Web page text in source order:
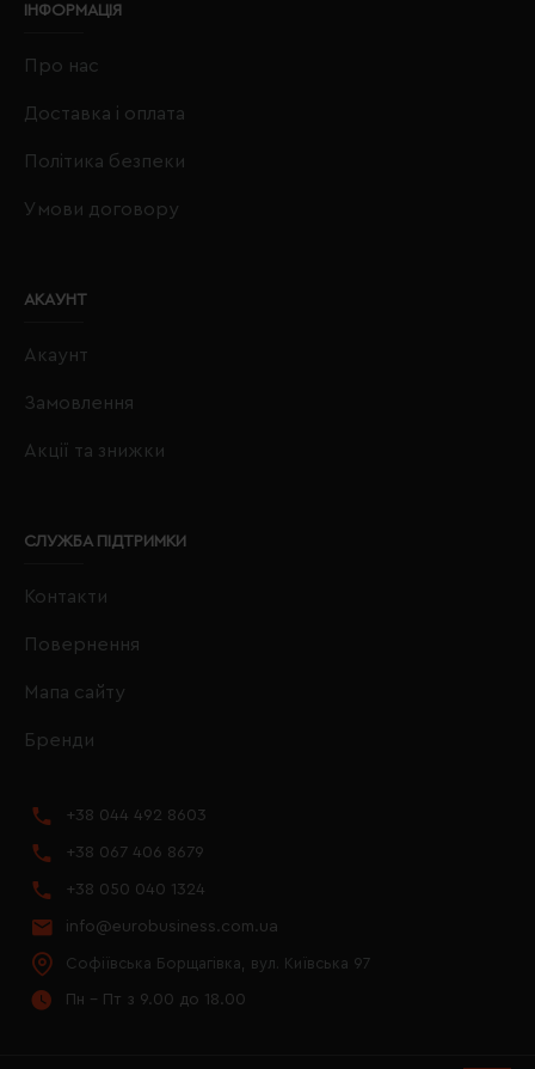
ІНФОРМАЦІЯ
Про нас
Доставка і оплата
Політика безпеки
Умови договору
АКАУНТ
Акаунт
Замовлення
Акції та знижки
СЛУЖБА ПІДТРИМКИ
Контакти
Повернення
Мапа сайту
Бренди
+38 044 492 8603
+38 067 406 8679
+38 050 040 1324
info@eurobusiness.com.ua
Софіївська Борщагівка, вул. Київська 97
Пн - Пт з 9.00 до 18.00